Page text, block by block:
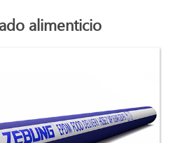
alimenticio